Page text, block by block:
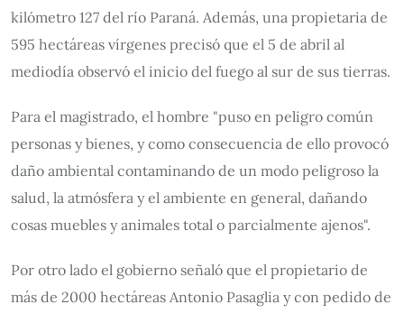
kilómetro 127 del río Paraná. Además, una propietaria de
595 hectáreas vírgenes precisó que el 5 de abril al
mediodía observó el inicio del fuego al sur de sus tierras.
Para el magistrado, el hombre "puso en peligro común
personas y bienes, y como consecuencia de ello provocó
daño ambiental contaminando de un modo peligroso la
salud, la atmósfera y el ambiente en general, dañando
cosas muebles y animales total o parcialmente ajenos".
Por otro lado el gobierno señaló que el propietario de
más de 2000 hectáreas Antonio Pasaglia y con pedido de